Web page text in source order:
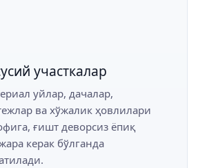
участкалар
уйлар, дачалар,
ва хўжалик ҳовлилари
ғишт деворсиз ёпиқ
керак бўлганда